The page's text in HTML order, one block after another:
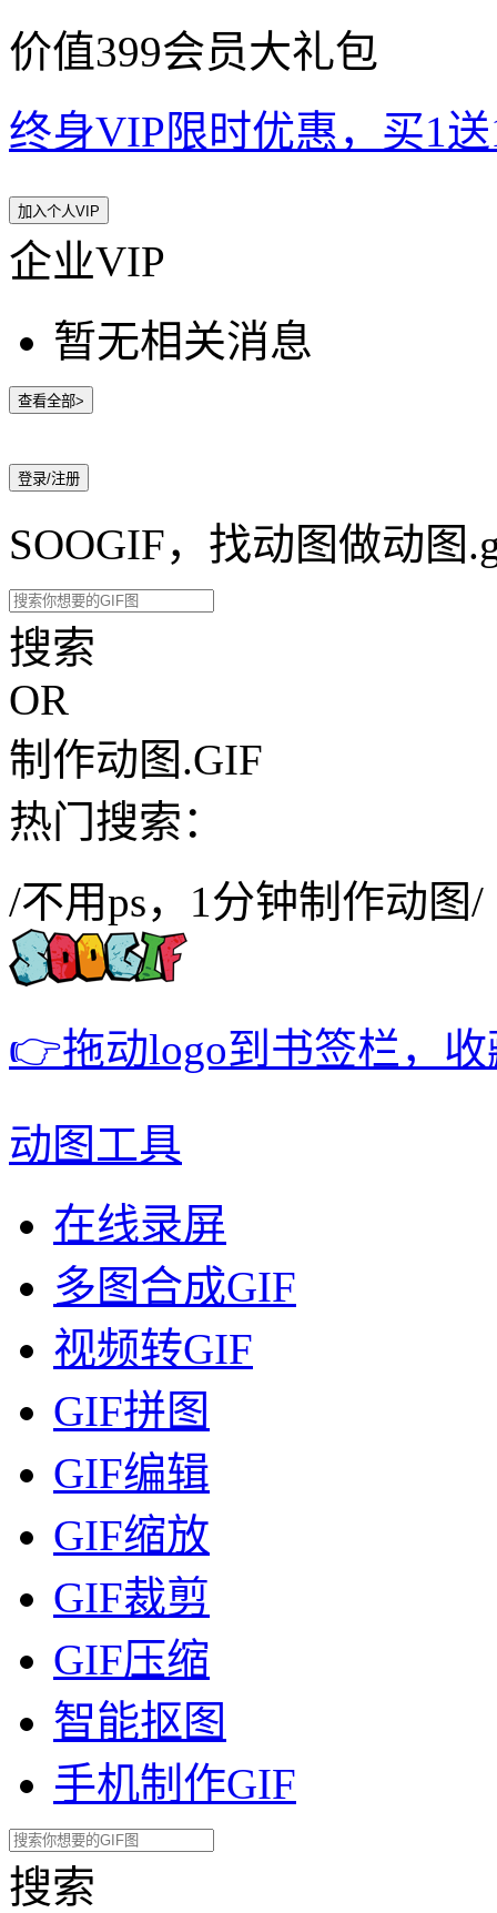
价值399会员大礼包
终身VIP限时优惠，买1
加入个人VIP
企业VIP
暂无相关消息
查看全部>
登录/注册
SOOGIF，找动图做动图
搜索
OR
制作动图.GIF
热门搜索：
/不用ps，1分钟制作动图/
👉拖动logo到书签栏，
动图工具
在线录屏
多图合成GIF
视频转GIF
GIF拼图
GIF编辑
GIF缩放
GIF裁剪
GIF压缩
智能抠图
手机制作GIF
搜索